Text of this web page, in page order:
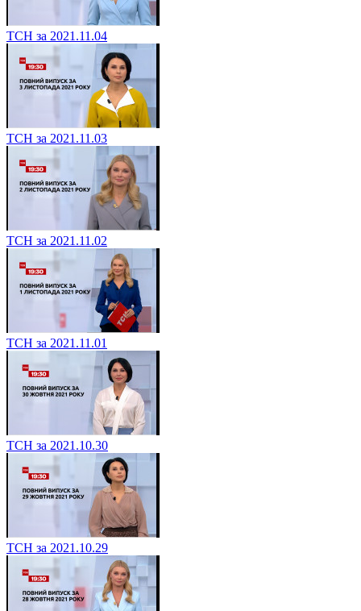
ТСН за 2021.11.04
ТСН за 2021.11.03
ТСН за 2021.11.02
ТСН за 2021.11.01
ТСН за 2021.10.30
ТСН за 2021.10.29